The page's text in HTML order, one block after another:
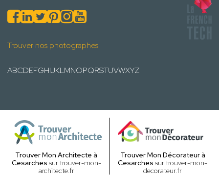
Trouver nos photographes
ABCDEFGHIJKLMNOPQRSTUVWXYZ
Trouver Mon Architecte à
Cesarches sur trouver-mon-
architecte.fr
Trouver Mon Décorateur à
Cesarches sur trouver-mon-
decorateur.fr